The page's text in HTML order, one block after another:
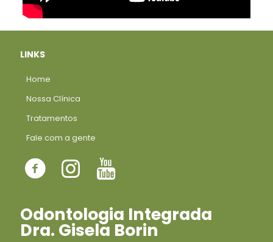
LINKS
Home
Nossa Clínica
Tratamentos
Fale com a gente
Odontologia Integrada
Dra. Gisela Borin